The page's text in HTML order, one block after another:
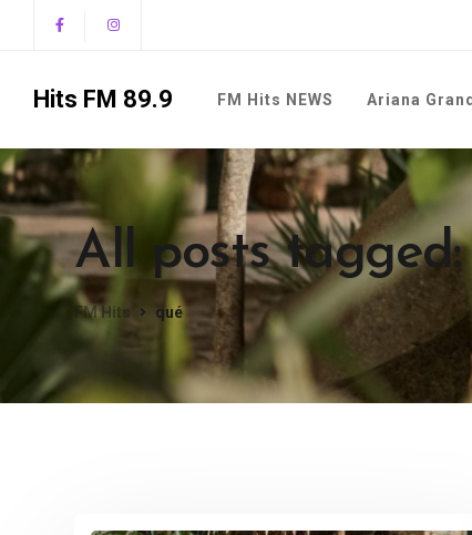
Hits FM 89.9 FM Hits NEWS Ariana
All posts
FM Hits qué